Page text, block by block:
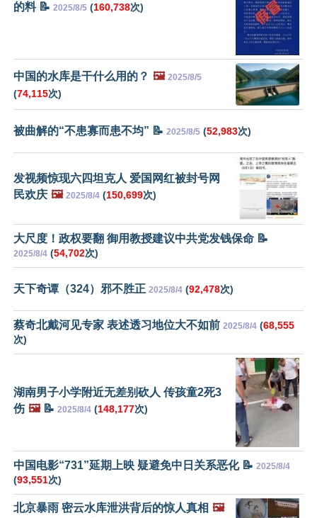
的料 📝 2025/8/5 (160,738次)
中国的水库是干什么用的？ 🖼️ 2025/8/5
(74,115次)
被曲解的“不患寡而患不均” 📝 2025/8/5 (52,983次)
发视频惊现六四坦克人 爱国网红被封号网
民欢庆 🖼️ 2025/8/4 (150,699次)
大尺度！政权要翻 御用教授建议中共党发钱保命 📝
2025/8/4 (54,702次)
天下奇谭（324）邪不胜正 2025/8/4 (92,478次)
蔡奇北戴河见专家 表述透习地位大不如前 2025/8/4 (68,555
次)
湖南男子小学附近无差别砍人 传孩童2死3
伤 🖼️📝 2025/8/4 (148,177次)
中国电影“731”延期上映 疑避免中日关系恶化 📝 2025/8/4
(93,551次)
北京暴雨 密云水库泄洪背后的惊人真相 🖼️